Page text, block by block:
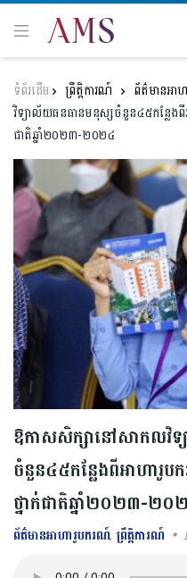
ព្រឹត្តិការណ៍ ព័ត៌មានអា
វិទ្យាល័យធនធានមនុស្សចំនួន៤៥កន្លែ
ជាតិឆ្នាំ២០២៣-២០២៤
ឱកាសសិក្សានៅសាកលវិ
ចំនួន៤៥កន្លែងពីអាហា
ថ្នាក់ជាតិឆ្នាំ២០២៣-២០
ព័ត៌មានអាហារូបករណ៍,ព្រឹត្តិការណ៍